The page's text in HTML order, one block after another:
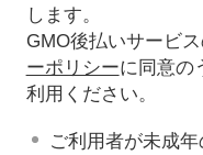
します。
GMO後払いサービ
ーポリシーに同意の
利用ください。
ご利用者が未成